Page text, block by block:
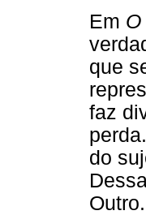
Em
que
faz
do
Outro.